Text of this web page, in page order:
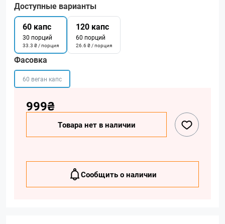
Доступные варианты
60 капс
30 порций
33.3 ₴ / порция
120 капс
60 порций
26.6 ₴ / порция
Фасовка
60 веган капс
999₴
Товара нет в наличии
Сообщить о наличии